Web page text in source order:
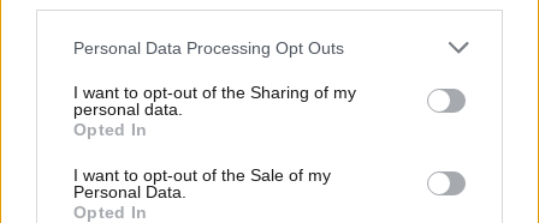
Please note that this website/app uses one or more Google
not limited to your visit or usage behaviour. You may click to
grant or deny consent to Google and its third-party tags to
use your data for below specified purposes in below Google
consent section.
Personal Data Processing Opt Outs
I want to opt-out of the Sharing of my
personal data.
Opted In
I want to opt-out of the Sale of my
Personal Data.
Opted In
Δείτε βίντεο